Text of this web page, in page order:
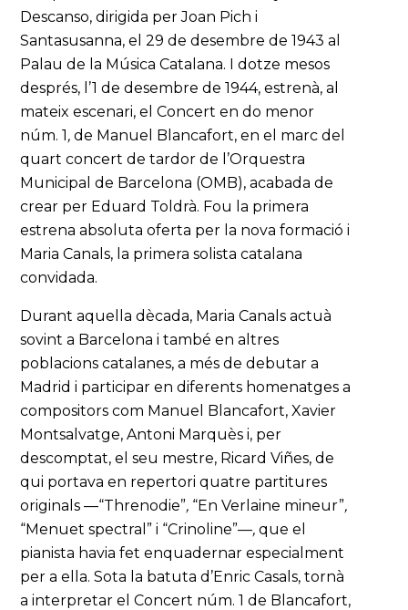
Descanso, dirigida per Joan Pich i
Santasusanna, el 29 de desembre de 1943 al
Palau de la Música Catalana. I dotze mesos
després, l’1 de desembre de 1944, estrenà, al
mateix escenari, el Concert en do menor
núm. 1,de Manuel Blancafort, en el marc del
quart concert de tardor de l’Orquestra
Municipal de Barcelona (OMB), acabada de
crear per Eduard Toldrà. Fou la primera
estrena absoluta oferta per la nova formació i
Maria Canals, la primera solista catalana
convidada.
Durant aquella dècada, Maria Canals actuà
sovint a Barcelona i també en altres
poblacions catalanes, a més de debutar a
Madrid i participar en diferents homenatges a
compositors com Manuel Blancafort, Xavier
Montsalvatge, Antoni Marquès i, per
descomptat, el seu mestre, Ricard Viñes, de
qui portava en repertori quatre partitures
originals —“Threnodie”, “En Verlaine mineur”,
“Menuet spectral” i “Crinoline”—,que el
pianista havia fet enquadernar especialment
per a ella. Sota la batuta d’Enric Casals, tornà
a interpretar el Concert núm. 1 de Blancafort,